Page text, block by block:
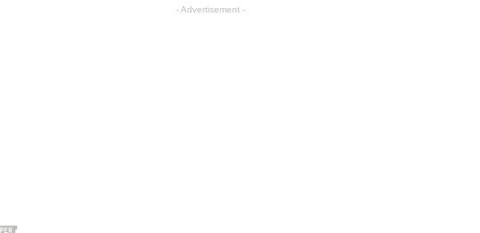
- Advertisement -